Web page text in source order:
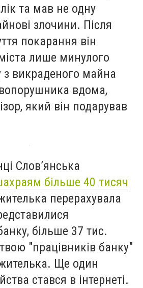
та мав не одну
злочини. Після
покарання він
лише минулого
викраденого майна
вдома,
який він подарував
Слов’янська
більше 40 тисяч
перерахувала
більше 37 тис.
"працівників банку"
Ще один
стався в інтернеті.